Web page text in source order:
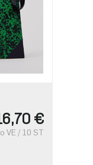
€
VE / 10 ST